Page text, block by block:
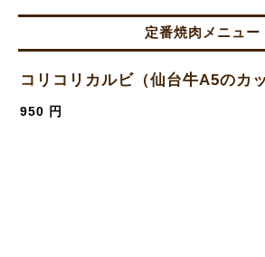
定番焼肉メニュー
コリコリカルビ（仙台牛A5のカ
950 円